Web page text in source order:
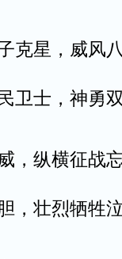
克星，威风
卫士，神勇
，纵横征战
，壮烈牺牲